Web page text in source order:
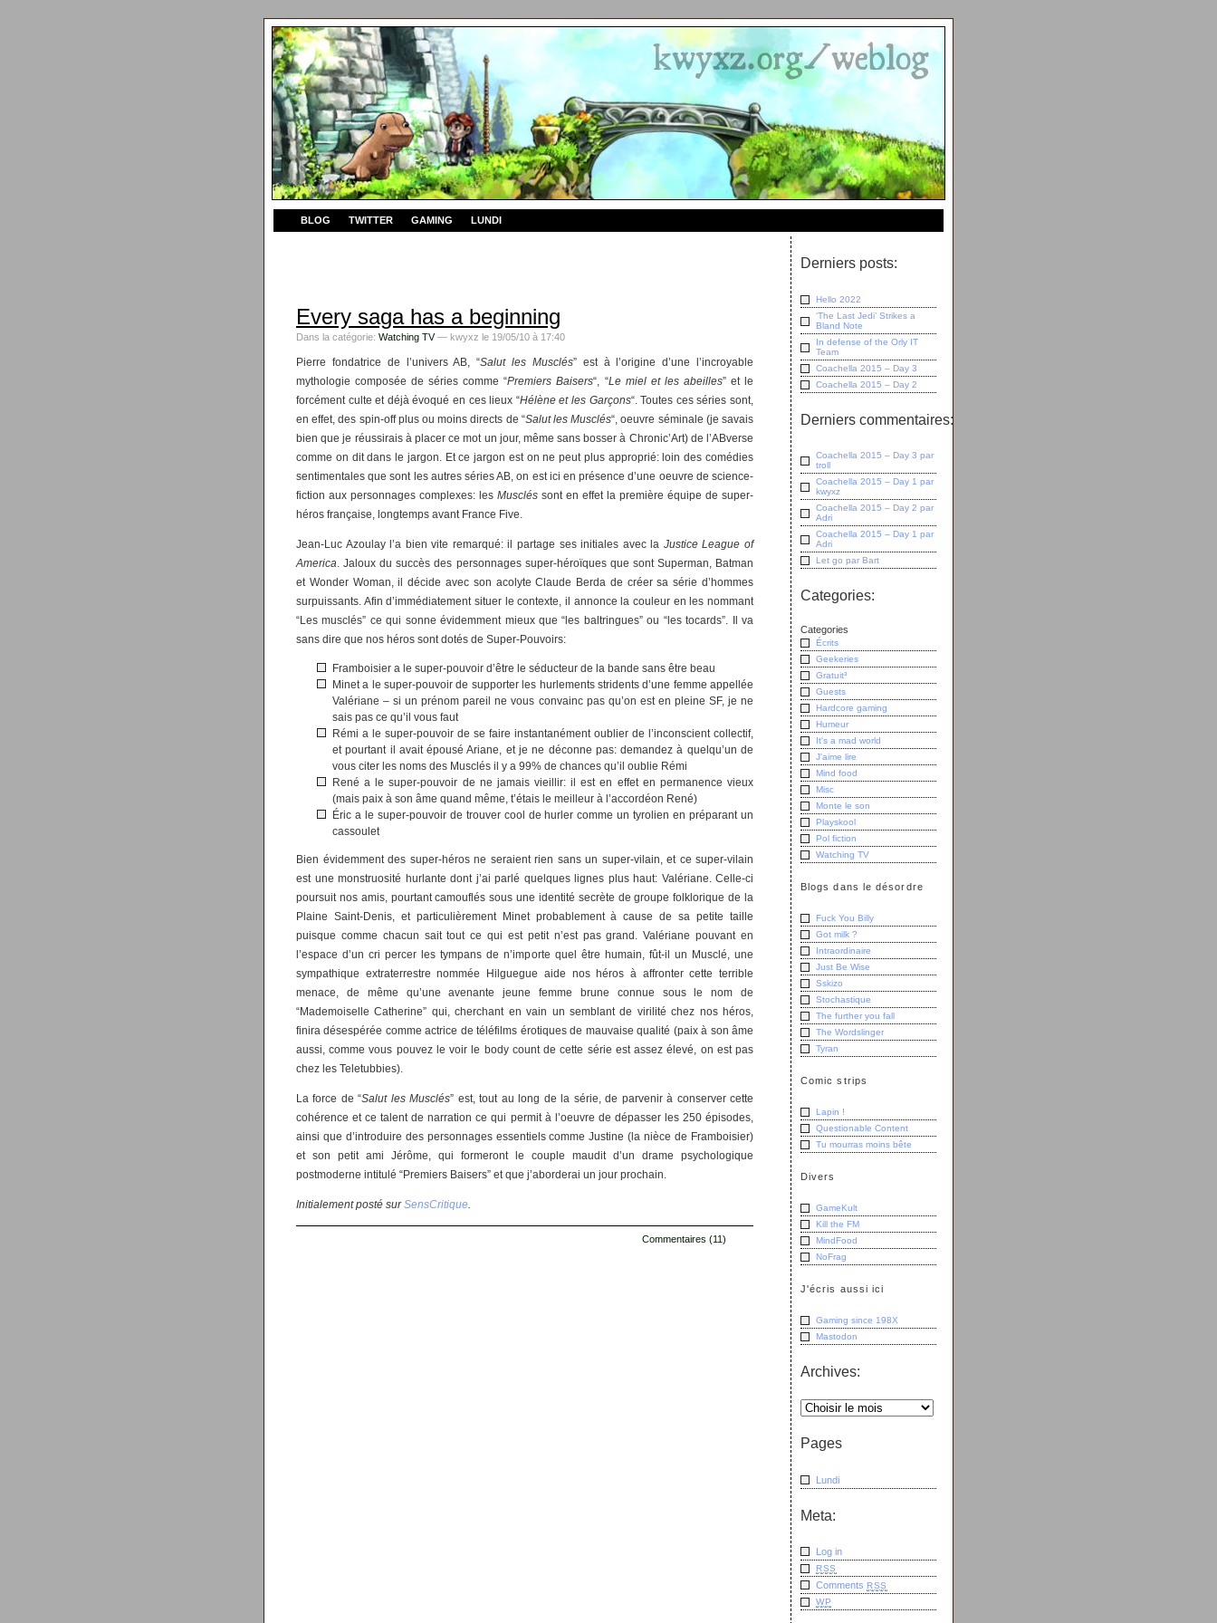
BLOG TWITTER GAMING LUNDI
Every saga has a beginning
Dans la catégorie: Watching TV— kwyxz le 19/05/10 à 17:40
Pierre fondatrice de l’univers AB, “Salut les Musclés” est à l’origine d’une l’incroyable
mythologie composée de séries comme “Premiers Baisers“, “Le miel et les abeilles” et le
forcément culte et déjà évoqué en ces lieux “Hélène et les Garçons“. Toutes ces séries sont,
en effet, des spin-off plus ou moins directs de “Salut les Musclés“, oeuvre séminale (je savais
bien que je réussirais à placer ce mot un jour, même sans bosser à Chronic’Art) de l’ABverse
comme on dit dans le jargon. Et ce jargon est on ne peut plus approprié: loin des comédies
sentimentales que sont les autres séries AB, on est ici en présence d’une oeuvre de science-
fiction aux personnages complexes: les Musclés sont en effet la première équipe de super-
héros française, longtemps avant France Five.
Jean-Luc Azoulay l’a bien vite remarqué: il partage ses initiales avec la Justice League of
America. Jaloux du succès des personnages super-héroïques que sont Superman, Batman
et Wonder Woman, il décide avec son acolyte Claude Berda de créer sa série d’hommes
surpuissants. Afin d’immédiatement situer le contexte, il annonce la couleur en les nommant
“Les musclés” ce qui sonne évidemment mieux que “les baltringues” ou “les tocards”. Il va
sans dire que nos héros sont dotés de Super-Pouvoirs:
Framboisier a le super-pouvoir d’être le séducteur de la bande sans être beau
Minet a le super-pouvoir de supporter les hurlements stridents d’une femme appellée
Valériane – si un prénom pareil ne vous convainc pas qu’on est en pleine SF, je ne
sais pas ce qu’il vous faut
Rémi a le super-pouvoir de se faire instantanément oublier de l’inconscient collectif,
et pourtant il avait épousé Ariane, et je ne déconne pas: demandez à quelqu’un de
vous citer les noms des Musclés il y a 99% de chances qu’il oublie Rémi
René a le super-pouvoir de ne jamais vieillir: il est en effet en permanence vieux
(mais paix à son âme quand même, t’étais le meilleur à l’accordéon René)
Éric a le super-pouvoir de trouver cool de hurler comme un tyrolien en préparant un
cassoulet
Bien évidemment des super-héros ne seraient rien sans un super-vilain, et ce super-vilain
est une monstruosité hurlante dont j’ai parlé quelques lignes plus haut: Valériane. Celle-ci
poursuit nos amis, pourtant camouflés sous une identité secrète de groupe folklorique de la
Plaine Saint-Denis, et particulièrement Minet probablement à cause de sa petite taille
puisque comme chacun sait tout ce qui est petit n’est pas grand. Valériane pouvant en
l’espace d’un cri percer les tympans de n’importe quel être humain, fût-il un Musclé, une
sympathique extraterrestre nommée Hilguegue aide nos héros à affronter cette terrible
menace, de même qu’une avenante jeune femme brune connue sous le nom de
“Mademoiselle Catherine” qui, cherchant en vain un semblant de virilité chez nos héros,
finira désespérée comme actrice de téléfilms érotiques de mauvaise qualité (paix à son âme
aussi, comme vous pouvez le voir le body count de cette série est assez élevé, on est pas
chez les Teletubbies).
La force de “Salut les Musclés” est, tout au long de la série, de parvenir à conserver cette
cohérence et ce talent de narration ce qui permit à l’oeuvre de dépasser les 250 épisodes,
ainsi que d’introduire des personnages essentiels comme Justine (la nièce de Framboisier)
et son petit ami Jérôme, qui formeront le couple maudit d’un drame psychologique
postmoderne intitulé “Premiers Baisers” et que j’aborderai un jour prochain.
Initialement posté surSensCritique.
Commentaires (11)
Derniers posts:
Hello 2022
‘The Last Jedi’ Strikes a
Bland Note
In defense of the Orly IT
Team
Coachella 2015 – Day 3
Coachella 2015 – Day 2
Derniers commentaires:
Coachella 2015 – Day 3 par
troll
Coachella 2015 – Day 1 par
kwyxz
Coachella 2015 – Day 2 par
Adri
Coachella 2015 – Day 1 par
Adri
Let go par Bart
Categories:
Categories
Écrits
Geekeries
Gratuit³
Guests
Hardcore gaming
Humeur
It's a mad world
J'aime lire
Mind food
Misc
Monte le son
Playskool
Pol fiction
Watching TV
Blogs dans le désordre
Fuck You Billy
Got milk ?
Intraordinaire
Just Be Wise
Sskizo
Stochastique
The further you fall
The Wordslinger
Tyran
Comic strips
Lapin !
Questionable Content
Tu mourras moins bête
Divers
GameKult
Kill the FM
MindFood
NoFrag
J'écris aussi ici
Gaming since 198X
Mastodon
Archives:
Pages
Lundi
Meta:
Log in
RSS
Comments RSS
WP